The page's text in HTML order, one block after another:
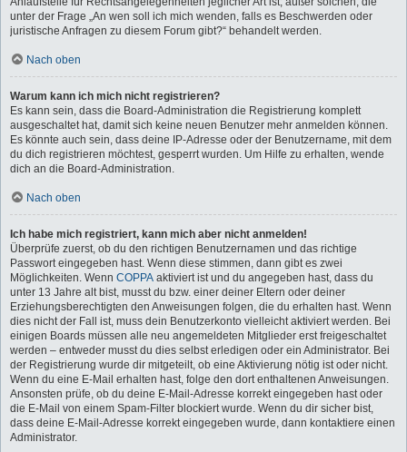
unter der Frage „An wen soll ich mich wenden, falls es Beschwerden oder
juristische Anfragen zu diesem Forum gibt?“ behandelt werden.
Nach oben
Warum kann ich mich nicht registrieren?
Es kann sein, dass die Board-Administration die Registrierung komplett
ausgeschaltet hat, damit sich keine neuen Benutzer mehr anmelden können.
Es könnte auch sein, dass deine IP-Adresse oder der Benutzername, mit dem
du dich registrieren möchtest, gesperrt wurden. Um Hilfe zu erhalten, wende
dich an die Board-Administration.
Nach oben
Ich habe mich registriert, kann mich aber nicht anmelden!
Überprüfe zuerst, ob du den richtigen Benutzernamen und das richtige
Passwort eingegeben hast. Wenn diese stimmen, dann gibt es zwei
Möglichkeiten. Wenn COPPA aktiviert ist und du angegeben hast, dass du
unter 13 Jahre alt bist, musst du bzw. einer deiner Eltern oder deiner
Erziehungsberechtigten den Anweisungen folgen, die du erhalten hast. Wenn
dies nicht der Fall ist, muss dein Benutzerkonto vielleicht aktiviert werden. Bei
einigen Boards müssen alle neu angemeldeten Mitglieder erst freigeschaltet
werden – entweder musst du dies selbst erledigen oder ein Administrator. Bei
der Registrierung wurde dir mitgeteilt, ob eine Aktivierung nötig ist oder nicht.
Wenn du eine E-Mail erhalten hast, folge den dort enthaltenen Anweisungen.
Ansonsten prüfe, ob du deine E-Mail-Adresse korrekt eingegeben hast oder
die E-Mail von einem Spam-Filter blockiert wurde. Wenn du dir sicher bist,
dass deine E-Mail-Adresse korrekt eingegeben wurde, dann kontaktiere einen
Administrator.